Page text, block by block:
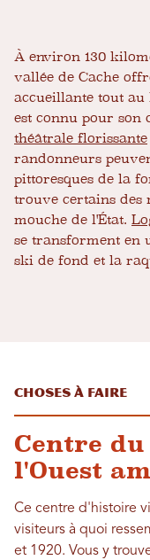
À environ 130
vallée de Cache
accueillante tout
est connu pour son
théâtrale florissante
randonneurs
pittoresques de la
trouve certains des
mouche de l'État.
se transforment en
ski de fond et la
Choses à faire
Centre
l'Ouest
Ce centre d'histoire
visiteurs à quoi
et 1920. Vous y